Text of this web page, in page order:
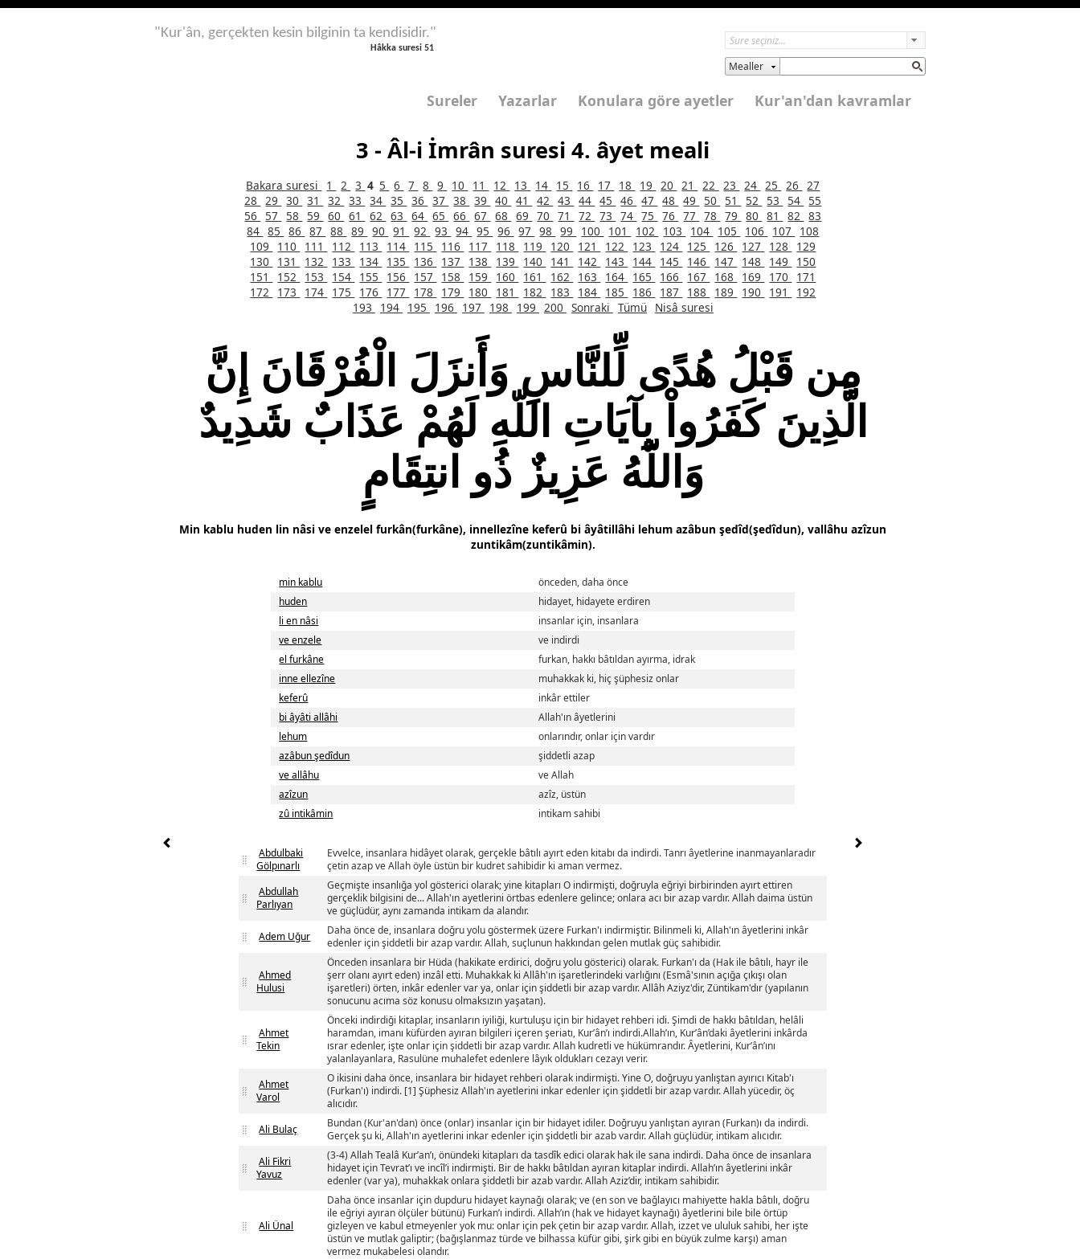
"Kur'ân, gerçekten kesin bilginin ta kendisidir."
Hâkka suresi 51
Mealler
Sureler Yazarlar Konulara göre ayetler Kur'an'dan kavramlar
3 - Âl-i İmrân suresi 4. âyet meali
Bakara suresi 1 2 3 4 5 6 7 8 9 10 11 12 13 14 15 16 17 18 19 20 21 22 23 24 25 26
27
28
29 30 31 32 33 34 35 36 37 38 39 40 41 42 43 44 45 46 47 48 49 50 51 52 53 54 55
56
57 58 59 60 61 62 63 64 65 66 67 68 69 70 71 72 73 74 75 76 77 78 79 80 81 82
83
84 85 86 87 88 89 90 91 92 93 94 95 96 97 98 99 100 101 102 103 104 105 106 107
108
109
110 111 112 113 114 115 116 117 118 119 120 121 122 123 124 125 126 127 128
129
130
131 132 133 134 135 136 137 138 139 140 141 142 143 144 145 146 147 148 149
150
151
152 153 154 155 156 157 158 159 160 161 162 163 164 165 166 167 168 169 170
171
172
173 174 175 176 177 178 179 180 181 182 183 184 185 186 187 188 189 190 191
192
193
194 195 196 197 198 199 200 Sonraki Tümü Nisâ suresi
مِن قَبْلُ هُدًى لِّلنَّاسِ وَأَنزَلَ الْفُرْقَانَ إِنَّ
الَّذِينَ كَفَرُواْ بِآيَاتِ اللّهِ لَهُمْ عَذَابٌ شَدِيدٌ
وَاللّهُ عَزِيزٌ ذُو انتِقَامٍ
Min kablu huden lin nâsi ve enzelel furkân(furkâne), innellezîne keferû bi âyâtillâhi lehum azâbun şedîd(şedîdun), vallâhu azîzun
zuntikâm(zuntikâmin).
min kablu
önceden, daha önce
huden
hidayet, hidayete erdiren
li en nâsi
insanlar için, insanlara
ve enzele
ve indirdi
el furkâne
furkan, hakkı bâtıldan ayırma, idrak
inne ellezîne
muhakkak ki, hiç şüphesiz onlar
keferû
inkâr ettiler
bi âyâti allâhi
Allah'ın âyetlerini
lehum
onlarındır, onlar için vardır
azâbun şedîdun
şiddetli azap
ve allâhu
ve Allah
azîzun
azîz, üstün
zû intikâmin
intikam sahibi
Abdulbaki
Gölpınarlı
Evvelce, insanlara hidâyet olarak, gerçekle bâtılı ayırt eden kitabı da indirdi. Tanrı âyetlerine inanmayanlaradır
çetin azap ve Allah öyle üstün bir kudret sahibidir ki aman vermez.
Abdullah
Parlıyan
Geçmişte insanlığa yol gösterici olarak; yine kitapları O indirmişti, doğruyla eğriyi birbirinden ayırt ettiren
gerçeklik bilgisini de... Allah'ın ayetlerini örtbas edenlere gelince; onlara acı bir azap vardır. Allah daima üstün
ve güçlüdür, aynı zamanda intikam da alandır.
Adem Uğur
Daha önce de, insanlara doğru yolu göstermek üzere Furkan'ı indirmiştir. Bilinmeli ki, Allah'ın âyetlerini inkâr
edenler için şiddetli bir azap vardır. Allah, suçlunun hakkından gelen mutlak güç sahibidir.
Ahmed
Hulusi
Önceden insanlara bir Hüda (hakikate erdirici, doğru yolu gösterici) olarak. Furkan'ı da (Hak ile bâtılı, hayr ile
şerr olanı ayırt eden) inzâl etti. Muhakkak ki Allâh'ın işaretlerindeki varlığını (Esmâ'sının açığa çıkışı olan
işaretleri) örten, inkâr edenler var ya, onlar için şiddetli bir azap vardır. Allâh Aziyz'dir, Züntikam'dır (yapılanın
sonucunu acıma söz konusu olmaksızın yaşatan).
Ahmet
Tekin
Önceki indirdiği kitaplar, insanların iyiliği, kurtuluşu için bir hidayet rehberi idi. Şimdi de hakkı bâtıldan, helâli
haramdan, imanı küfürden ayıran bilgileri içeren şeriatı, Kur’ân’ı indirdi.Allah’ın, Kur’ân’daki âyetlerini inkârda
ısrar edenler, işte onlar için şiddetli bir azap vardır. Allah kudretli ve hükümrandır. Âyetlerini, Kur’ân’ını
yalanlayanlara, Rasulüne muhalefet edenlere lâyık oldukları cezayı verir.
Ahmet
Varol
O ikisini daha önce, insanlara bir hidayet rehberi olarak indirmişti. Yine O, doğruyu yanlıştan ayırıcı Kitab'ı
(Furkan'ı) indirdi. [1] Şüphesiz Allah'ın ayetlerini inkar edenler için şiddetli bir azap vardır. Allah yücedir, öç
alıcıdır.
Ali Bulaç
Bundan (Kur'an'dan) önce (onlar) insanlar için bir hidayet idiler. Doğruyu yanlıştan ayıran (Furkan)ı da indirdi.
Gerçek şu ki, Allah'ın ayetlerini inkar edenler için şiddetli bir azab vardır. Allah güçlüdür, intikam alıcıdır.
Ali Fikri
Yavuz
(3-4) Allah Tealâ Kur’an’ı, önündeki kitapları da tasdîk edici olarak hak ile sana indirdi. Daha önce de insanlara
hidayet için Tevrat’ı ve incîl’i indirmişti. Bir de hakkı bâtıldan ayıran kitaplar indirdi. Allah’ın âyetlerini inkâr
edenler (var ya), muhakkak onlara şiddetli bir azab vardır. Allah Aziz’dir, intikam sahibidir.
Ali Ünal
Daha önce insanlar için dupduru hidayet kaynağı olarak; ve (en son ve bağlayıcı mahiyette hakla bâtılı, doğru
ile eğriyi ayıran ölçüler bütünü) Furkan’ı indirdi. Allah’ın (hak ve hidayet kaynağı) âyetlerini bile bile örtüp
gizleyen ve kabul etmeyenler yok mu: onlar için pek çetin bir azap vardır. Allah, izzet ve ululuk sahibi, her işte
üstün ve mutlak galiptir; (bağışlanmaz türde ve bilhassa küfür gibi, şirk gibi en büyük zulme karşı) aman
vermez mukabelesi olandır.